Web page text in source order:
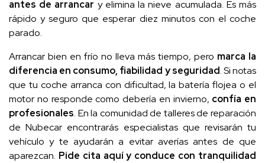
antes de arrancar y elimina la nieve acumulada. Es más
rápido y seguro que esperar diez minutos con el coche
parado.
Arrancar bien en frío no lleva más tiempo, pero marca la
diferencia en consumo, fiabilidad y seguridad. Si notas
que tu coche arranca con dificultad, la batería flojea o el
motor no responde como debería en invierno, confía en
profesionales. En la comunidad de talleres de reparación
de Nubecar encontrarás especialistas que revisarán tu
vehículo y te ayudarán a evitar averías antes de que
aparezcan. Pide cita aquí y conduce con tranquilidad